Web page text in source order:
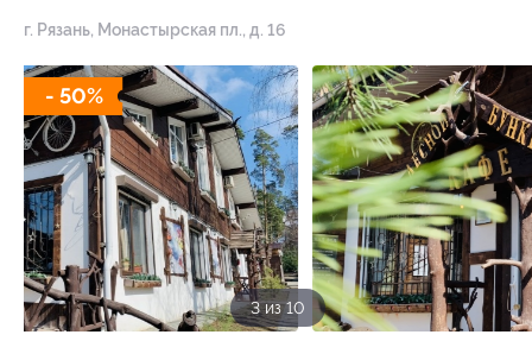
г. Рязань, Монастырская пл., д. 16
- 50%
3 из 10